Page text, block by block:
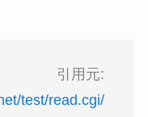
引用元:
test/read.cgi/